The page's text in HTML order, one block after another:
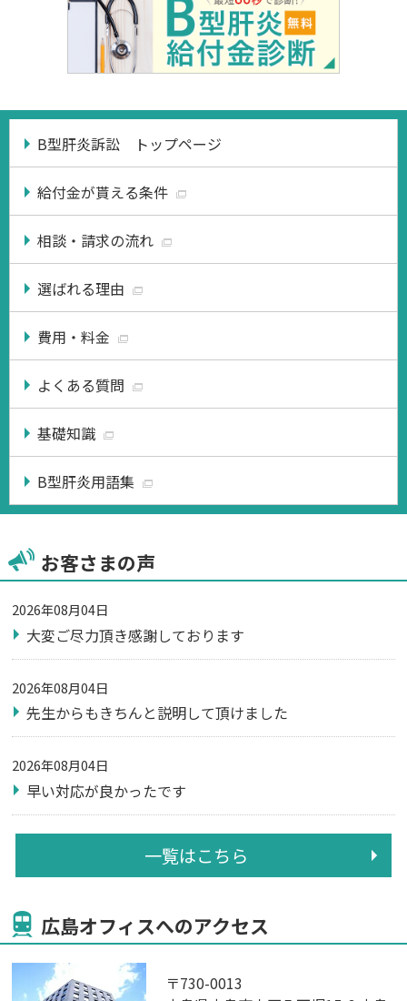
B型肝炎訴訟 トップページ
給付金が貰える条件
相談・請求の流れ
選ばれる理由
費用・料金
よくある質問
基礎知識
B型肝炎用語集
お客さまの声
2026年08月04日
大変ご尽力頂き感謝しております
2026年08月04日
先生からもきちんと説明して頂けました
2026年08月04日
早い対応が良かったです
一覧はこちら
広島オフィスへのアクセス
〒730-0013